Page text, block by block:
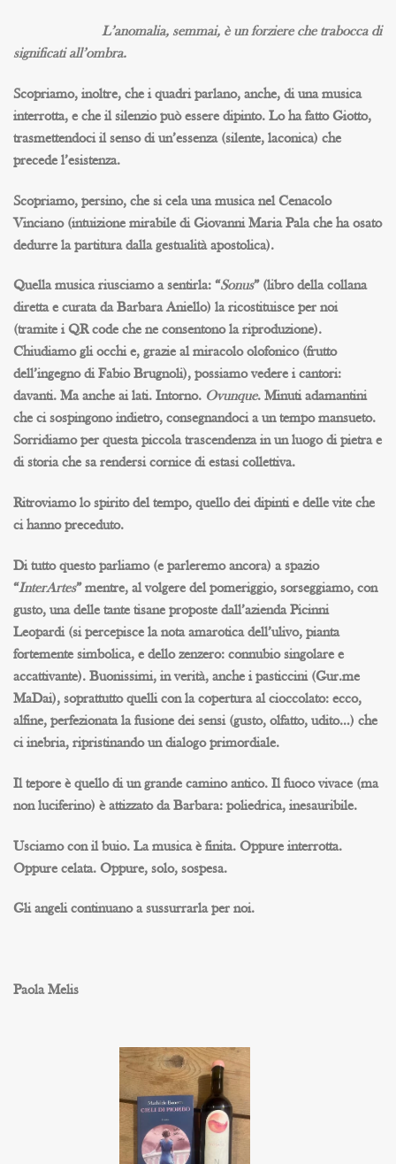
L’anomalia, semmai, è un forziere che trabocca di
significati all’ombra.
Scopriamo, inoltre, che i quadri parlano, anche, di una musica
interrotta, e che il silenzio può essere dipinto. Lo ha fatto Giotto,
trasmettendoci il senso di un’essenza (silente, laconica) che
precede l’esistenza.
Scopriamo, persino, che si cela una musica nel Cenacolo
Vinciano (intuizione mirabile di Giovanni Maria Pala che ha osato
dedurre la partitura dalla gestualità apostolica).
Quella musica riusciamo a sentirla: “Sonus” (libro della collana
diretta e curata daBarbara Aniello) la ricostituisce per noi
(tramite i QR code che ne consentono la riproduzione).
Chiudiamo gli occhi e, grazie al miracolo olofonico (frutto
dell’ingegno diFabio Brugnoli), possiamo vedere i cantori:
davanti. Ma anche ai lati. Intorno. Ovunque. Minuti adamantini
che ci sospingono indietro, consegnandoci a un tempo mansueto.
Sorridiamo per questa piccola trascendenza in un luogo di pietra e
di storia che sa rendersi cornice di estasi collettiva.
Ritroviamo lo spirito del tempo, quello dei dipinti e delle vite che
ci hanno preceduto.
Di tutto questo parliamo (e parleremo ancora) a spazio
“InterArtes” mentre, al volgere del pomeriggio, sorseggiamo, con
gusto, una delle tante tisane proposte dall’aziendaPicinni
Leopardi(si percepisce la nota amarotica dell’ulivo, pianta
fortemente simbolica, e dello zenzero: connubio singolare e
accattivante). Buonissimi, in verità, anche i pasticcini (Gur.me
MaDai), soprattutto quelli con la copertura al cioccolato: ecco,
alfine, perfezionata la fusione dei sensi (gusto, olfatto, udito…) che
ci inebria, ripristinando un dialogo primordiale.
Il tepore è quello di un grande camino antico. Il fuoco vivace (ma
non luciferino) è attizzato da Barbara: poliedrica, inesauribile.
Usciamo con il buio. La musica è finita. Oppure interrotta.
Oppure celata. Oppure, solo, sospesa.
Gli angeli continuano a sussurrarla per noi.
Paola Melis